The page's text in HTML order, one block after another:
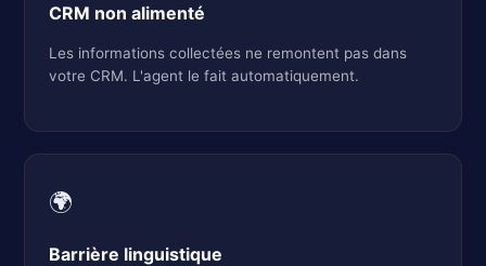
CRM non alimenté
Les informations collectées ne remontent pas dans
votre CRM. L'agent le fait automatiquement.
🌍
Barrière linguistique